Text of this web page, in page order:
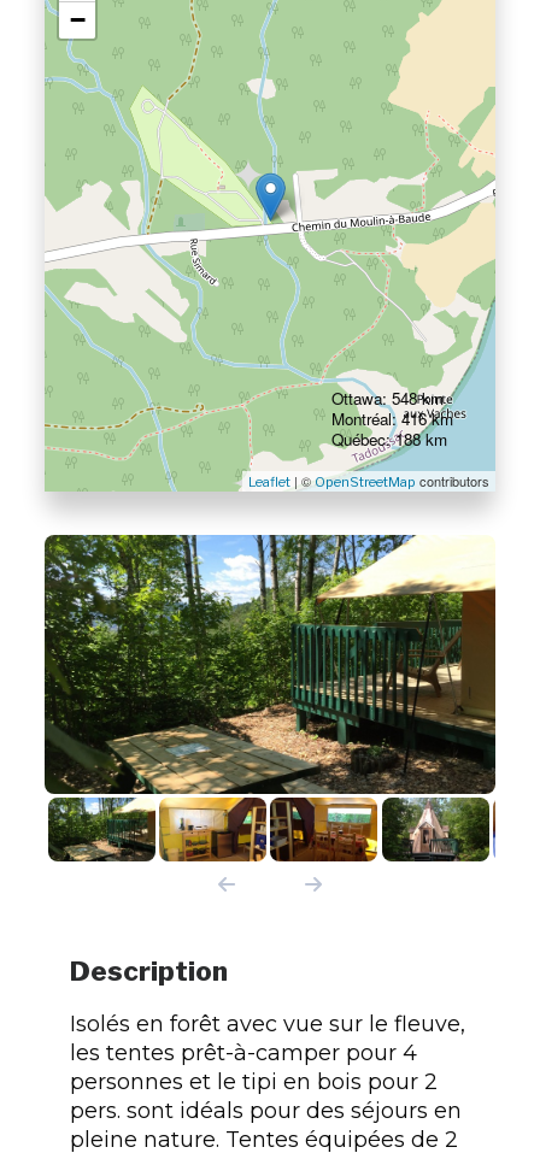
−
Leaflet| ©OpenStreetMap contributors
Ottawa: 548 km
Montréal: 416 km
Québec: 188 km
Description
Isolés en forêt avec vue sur le fleuve,
les tentes prêt-à-camper pour 4
personnes et le tipi en bois pour 2
pers. sont idéals pour des séjours en
pleine nature. Tentes équipées de 2